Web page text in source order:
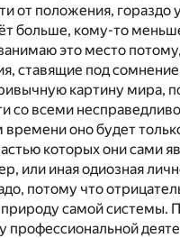
от положения, гораздо
больше, кому-то
это место
ставящие под
картину мира,
со всеми
времени оно будет
которых они сами
или иная одиозная
потому что
самой системы.